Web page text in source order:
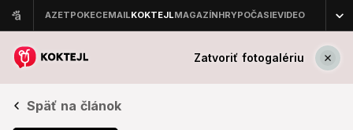
Zatvoriť fotogalériu
Späť na článok